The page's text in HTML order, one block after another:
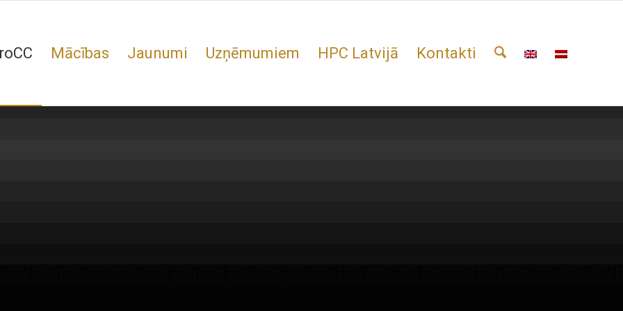
Mācības Jaunumi Uzņēmumiem HPC Latvijā Kontakti